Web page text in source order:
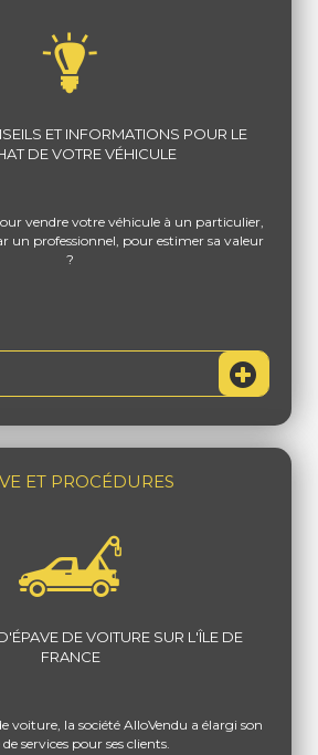
ET INFORMATIONS POUR LE
DE VOTRE VÉHICULE
vendre votre véhicule à un particulier,
un professionnel, pour estimer sa valeur
?
ET PROCÉDURES
DE VOITURE SUR L'ÎLE DE
FRANCE
voiture, la société AlloVendu a élargi son
services pour ses clients.